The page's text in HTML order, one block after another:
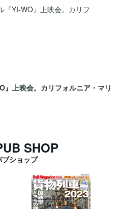
』上映会。カリフォルニア・マリ
SHOP
ショップ